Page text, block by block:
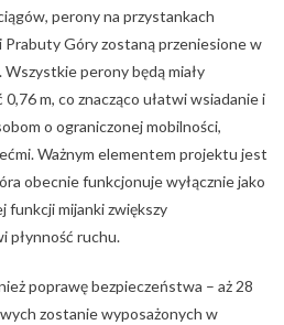
perony na przystankach
Góry zostaną przeniesione w
perony będą miały
m, co znacząco ułatwi wsiadanie i
o ograniczonej mobilności,
Ważnym elementem projektu jest
obecnie funkcjonuje wyłącznie jako
funkcji mijanki zwiększy
płynność ruchu.
poprawę bezpieczeństwa – aż 28
zostanie wyposażonych w